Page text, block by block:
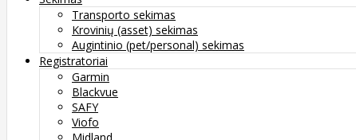
Transporto sekimas
Krovinių (asset) sekimas
Augintinio (pet/personal) sekimas
Registratoriai
Garmin
Blackvue
SAFY
Viofo
Midland